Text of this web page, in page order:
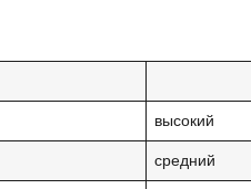
высокий
средний